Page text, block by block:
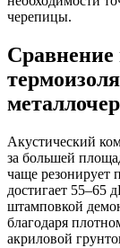
черепицы.
Акустический
за большей
чаще резонирует
достигает 55–65
штамповкой
благодаря
акриловой